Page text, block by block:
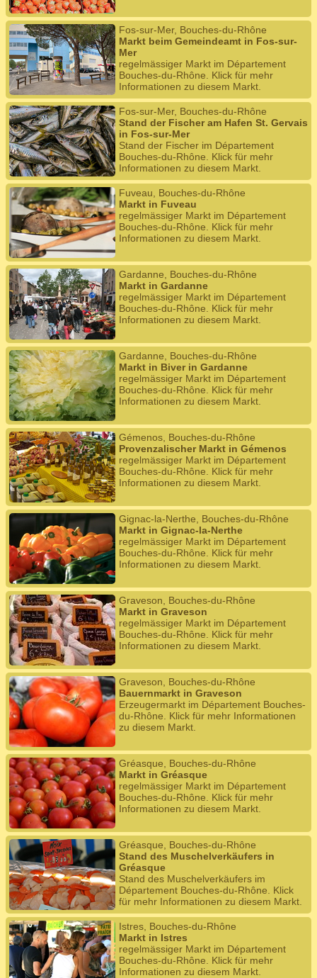
Fos-sur-Mer, Bouches-du-Rhône
Markt beim Gemeindeamt in Fos-sur-
Mer
regelmässiger Markt im Département
Bouches-du-Rhône. Klick für mehr
Informationen zu diesem Markt.
Fos-sur-Mer, Bouches-du-Rhône
Stand der Fischer am Hafen St. Gervais
in Fos-sur-Mer
Stand der Fischer im Département
Bouches-du-Rhône. Klick für mehr
Informationen zu diesem Markt.
Fuveau, Bouches-du-Rhône
Markt in Fuveau
regelmässiger Markt im Département
Bouches-du-Rhône. Klick für mehr
Informationen zu diesem Markt.
Gardanne, Bouches-du-Rhône
Markt in Gardanne
regelmässiger Markt im Département
Bouches-du-Rhône. Klick für mehr
Informationen zu diesem Markt.
Gardanne, Bouches-du-Rhône
Markt in Biver in Gardanne
regelmässiger Markt im Département
Bouches-du-Rhône. Klick für mehr
Informationen zu diesem Markt.
Gémenos, Bouches-du-Rhône
Provenzalischer Markt in Gémenos
regelmässiger Markt im Département
Bouches-du-Rhône. Klick für mehr
Informationen zu diesem Markt.
Gignac-la-Nerthe, Bouches-du-Rhône
Markt in Gignac-la-Nerthe
regelmässiger Markt im Département
Bouches-du-Rhône. Klick für mehr
Informationen zu diesem Markt.
Graveson, Bouches-du-Rhône
Markt in Graveson
regelmässiger Markt im Département
Bouches-du-Rhône. Klick für mehr
Informationen zu diesem Markt.
Graveson, Bouches-du-Rhône
Bauernmarkt in Graveson
Erzeugermarkt im Département Bouches-
du-Rhône. Klick für mehr Informationen
zu diesem Markt.
Gréasque, Bouches-du-Rhône
Markt in Gréasque
regelmässiger Markt im Département
Bouches-du-Rhône. Klick für mehr
Informationen zu diesem Markt.
Gréasque, Bouches-du-Rhône
Stand des Muschelverkäufers in
Gréasque
Stand des Muschelverkäufers im
Département Bouches-du-Rhône. Klick
für mehr Informationen zu diesem Markt.
Istres, Bouches-du-Rhône
Markt in Istres
regelmässiger Markt im Département
Bouches-du-Rhône. Klick für mehr
Informationen zu diesem Markt.